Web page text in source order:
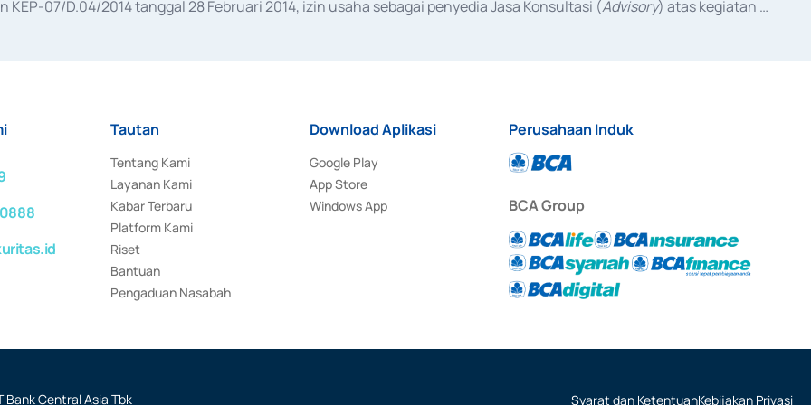
KEP-07/D.04/2014 tanggal 28 Februari 2014, izin usaha sebagai penyedia Jasa Konsultasi (Advisory) atas kegiatan
Tautan
Tentang Kami
Layanan Kami
Kabar Terbaru
Platform Kami
Riset
Bantuan
Pengaduan Nasabah
Download Aplikasi
Google Play
App Store
Windows App
Perusahaan Induk
BCA Group
Bank Central Asia Tbk
Syarat dan KetentuanKebijakan Privasi